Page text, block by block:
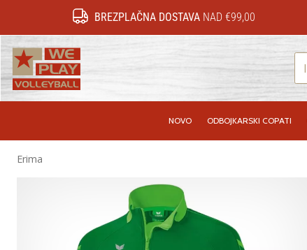
BREZPLAČNA DOSTAVA NAD €99,00
NOVO ODBOJKARSKI COPATI
Erima